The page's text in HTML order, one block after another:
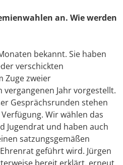
an. Wie werden
bekannt. Sie haben
verschickten
Zuge zweier
Jahr vorgestellt.
Gesprächsrunden stehen
Wir wählen das
Jugendrat und haben auch
satzungsgemäßen
geführt wird. Jürgen